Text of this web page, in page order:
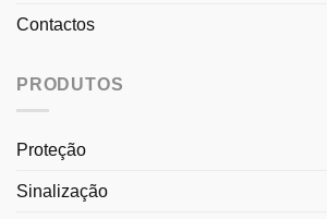
Contactos
PRODUTOS
Proteção
Sinalização